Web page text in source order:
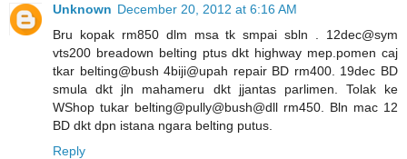
Unknown December 20, 2012 at 6:16 AM
Bru kopak rm850 dlm msa tk smpai sbln . 12dec@sym
vts200 breadown belting ptus dkt highway mep.pomen caj
tkar belting@bush 4biji@upah repair BD rm400. 19dec BD
smula dkt jln mahameru dkt jjantas parlimen. Tolak ke
WShop tukar belting@pully@bush@dll rm450. Bln mac 12
BD dkt dpn istana ngara belting putus.
Reply